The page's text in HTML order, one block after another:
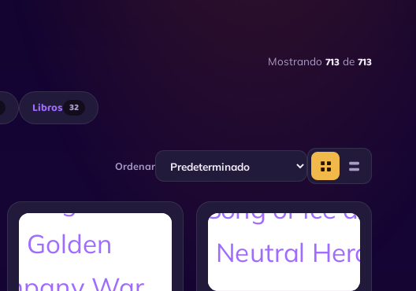
Mostrando 713 de 713
Libros 32
Ordenar